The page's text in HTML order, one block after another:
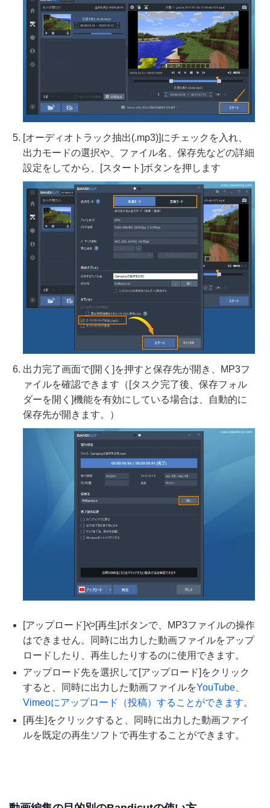
[オーディオトラック抽出(.mp3)]にチェックを入れ、
出力モードの選択や、ファイル名、保存先などの詳細
設定をしてから、[スタート]ボタンを押します
出力完了画面で[開く]を押すと保存先が開き、MP3フ
ァイルを確認できます（[タスク完了後、保存フォル
ダーを開く]機能を有効にしている場合は、自動的に
保存先が開きます。）
[アップロード]や[再生]ボタンで、MP3ファイルの操作
はできません。同時に出力した動画ファイルをアップ
ロードしたり、再生したりするのに使用できます。
アップロード先を選択して[アップロード]をクリック
すると、同時に出力した動画ファイルをYouTube、
Vimeoにアップロード（投稿）することができます。
[再生]をクリックすると、同時に出力した動画ファイ
ルを既定の再生ソフトで再生することができます。